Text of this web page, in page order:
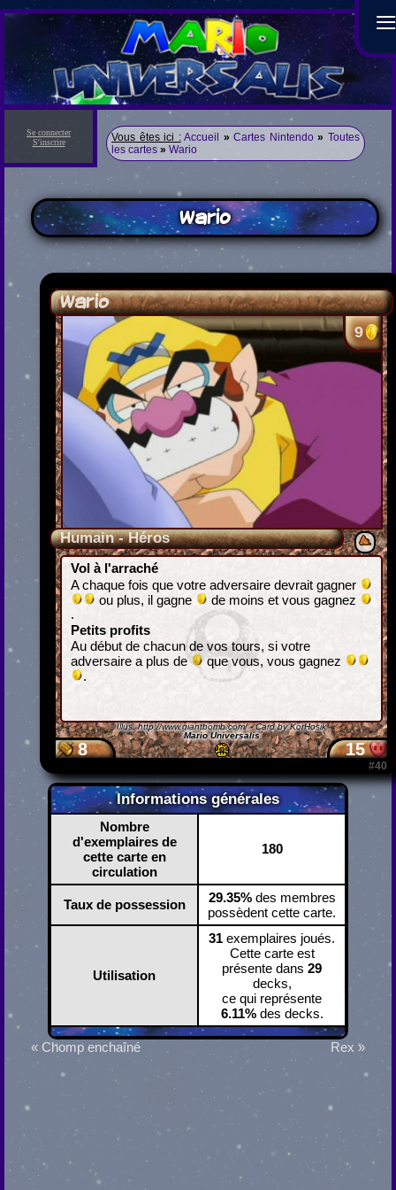
≡
Se connecter
S'inscrire
Vous êtes ici : Accueil » Cartes Nintendo » Toutes
les cartes » Wario
Wario
#40
Wario
9
Humain - Héros
Vol à l'arraché
A chaque fois que votre adversaire devrait gagner
ou plus, il gagne
de moins et vous gagnez
.
Petits profits
Au début de chacun de vos tours, si votre
adversaire a plus de
que vous, vous gagnez
.
8
Illus.http://www.giantbomb.com/- Card by KorHosik
Mario Universalis
15
Informations générales
Nombre
d'exemplaires de
cette carte en
circulation
180
Taux de possession 29.35%des membres
possèdent cette carte.
Utilisation
31 exemplaires joués.
Cette carte est
présente dans 29
decks,
ce qui représente
6.11%des decks.
« Chomp enchaîné Rex »